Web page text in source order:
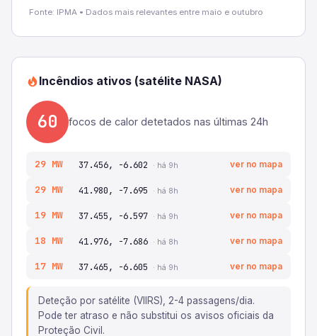
Fonte: IPMA • Dados mais relevantes entre maio e outubro
Incêndios ativos (satélite NASA)
60 focos de calor detetados nas últimas 24h
29 MW 37.456, -6.602 · há 9h ver no mapa
29 MW 41.980, -7.695 · há 8h ver no mapa
19 MW 37.455, -6.597 · há 9h ver no mapa
18 MW 41.976, -7.686 · há 8h ver no mapa
17 MW 37.465, -6.605 · há 9h ver no mapa
Deteção por satélite (VIIRS), 2-4 passagens/dia.
Pode ter atraso e não substitui os avisos oficiais da
Proteção Civil.